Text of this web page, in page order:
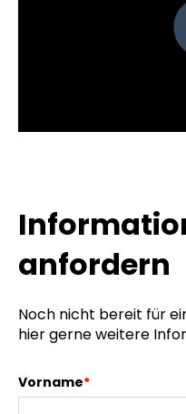
anfordern
Noch nicht bereit für
hier gerne weitere
Vorname*